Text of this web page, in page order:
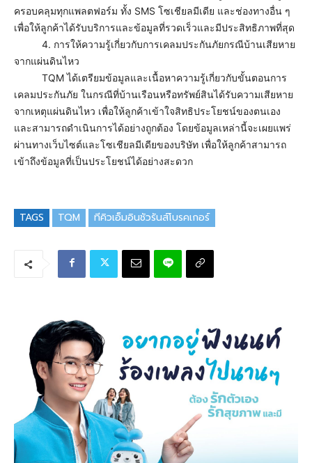
ครอบคลุมทุกแพลตฟอร์ม ทั้ง SMS โซเชียลมีเดีย และช่องทางอื่น ๆ
เพื่อให้ลูกค้าได้รับบริการและข้อมูลที่รวดเร็วและมีประสิทธิภาพที่สุด
4. การให้ความรู้เกี่ยวกับการเคลมประกันภัยกรณีบ้านเสียหาย
จากแผ่นดินไหว
TQM ได้เตรียมข้อมูลและเนื้อหาความรู้เกี่ยวกับขั้นตอนการ
เคลมประกันภัย ในกรณีที่บ้านเรือนหรือทรัพย์สินได้รับความเสียหาย
จากเหตุแผ่นดินไหว เพื่อให้ลูกค้าเข้าใจสิทธิประโยชน์ของตนเอง
และสามารถดำเนินการได้อย่างถูกต้อง โดยข้อมูลเหล่านี้จะเผยแพร่
ผ่านทางเว็บไซต์และโซเชียลมีเดียของบริษัท เพื่อให้ลูกค้าสามารถ
เข้าถึงข้อมูลที่เป็นประโยชน์ได้อย่างสะดวก
TAGS TQM ทีคิวเอ็มอินชัวรันส์โบรคเกอร์